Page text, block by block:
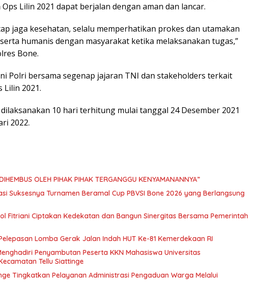
Lilin 2021 dapat berjalan dengan aman dan lancar.
jaga kesehatan, selalu memperhatikan prokes dan utamakan
humanis dengan masyarakat ketika melaksanakan tugas,”
Bone.
Polri bersama segenap jajaran TNI dan stakeholders terkait
Lilin 2021.
10 hari terhitung mulai tanggal 24 Desember 2021
2022.
OLEH PIHAK PIHAK TERGANGGU KENYAMANANNYA”
Suksesnya Turnamen Beramal Cup PBVSI Bone 2026 yang Berlangsung
Fitriani Ciptakan Kedekatan dan Bangun Sinergitas Bersama Pemerintah
Lomba Gerak Jalan Indah HUT Ke-81 Kemerdekaan RI
Penyambutan Peserta KKN Mahasiswa Universitas
Tellu Siattinge
Tingkatkan Pelayanan Administrasi Pengaduan Warga Melalui